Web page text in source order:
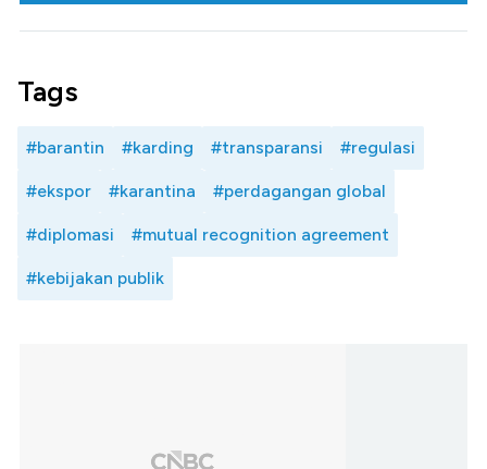
Tags
#barantin #karding #transparansi #regulasi
#ekspor #karantina #perdagangan global
#diplomasi #mutual recognition agreement
#kebijakan publik